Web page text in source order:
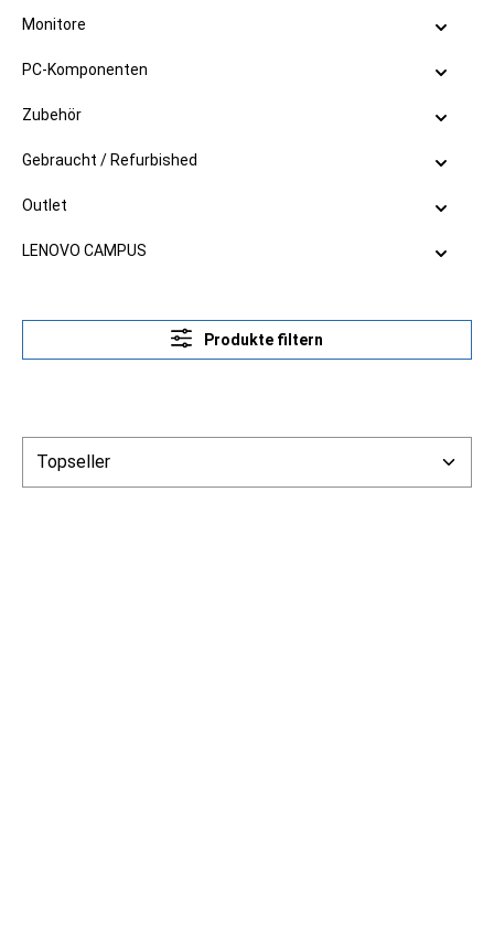
Monitore
PC-Komponenten
Zubehör
Gebraucht / Refurbished
Outlet
LENOVO CAMPUS
Produkte filtern